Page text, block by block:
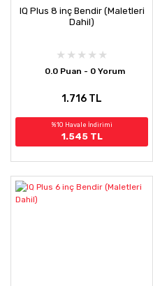
IQ Plus 8 inç Bendir (Maletleri
Dahil)
0.0 Puan - 0 Yorum
1.716 TL
%10 Havale İndirimi
1.545 TL